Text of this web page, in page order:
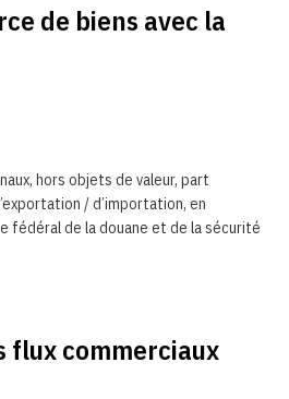
de biens avec la
hors objets de valeur, part
/ d’importation, en
fédéral de la douane et de la sécurité
flux commerciaux